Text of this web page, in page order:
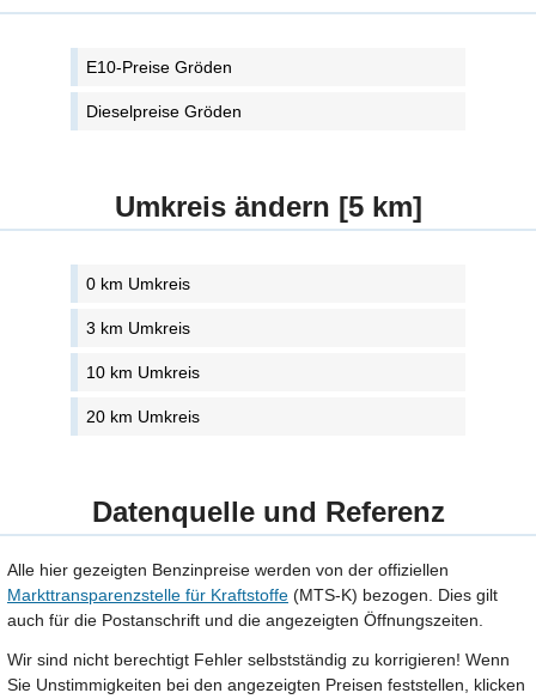
E10-Preise Gröden
Dieselpreise Gröden
Umkreis ändern [5 km]
0 km Umkreis
3 km Umkreis
10 km Umkreis
20 km Umkreis
Datenquelle und Referenz
Alle hier gezeigten Benzinpreise werden von der offiziellen
Markttransparenzstelle für Kraftstoffe (MTS-K) bezogen. Dies gilt
auch für die Postanschrift und die angezeigten Öffnungszeiten.
Wir sind nicht berechtigt Fehler selbstständig zu korrigieren! Wenn
Sie Unstimmigkeiten bei den angezeigten Preisen feststellen, klicken